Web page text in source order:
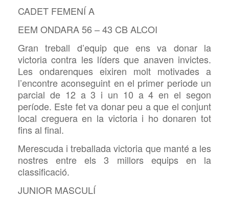
CADET FEMENÍ A
EEM ONDARA 56 – 43 CB ALCOI
Gran treball d’equip que ens va donar la
victoria contra les líders que anaven invictes.
Les ondarenques eixiren molt motivades a
l’encontre aconseguint en el primer periode un
parcial de 12 a 3 i un 10 a 4 en el segon
període. Este fet va donar peu a que el conjunt
local creguera en la victoria i ho donaren tot
fins al final.
Merescuda i treballada victoria que manté a les
nostres entre els 3 millors equips en la
classificació.
JUNIOR MASCULÍ